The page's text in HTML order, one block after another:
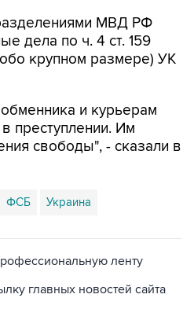
МВД РФ
дела по ч. 4 ст. 159
крупном размере) УК
и курьерам
преступлении. Им
свободы", - сказали в
ФСБ Украина
ленту
главных новостей сайта